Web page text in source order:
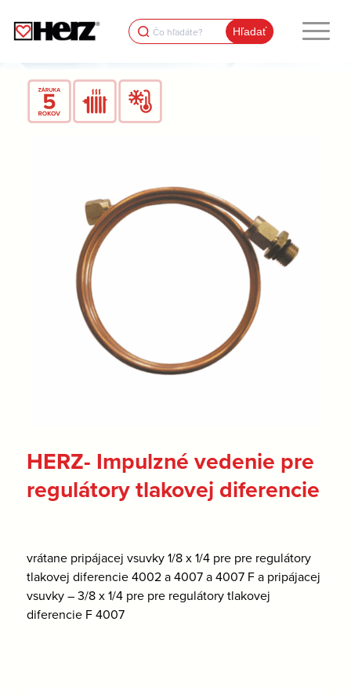
Search
for:
HERZ- Impulzné vedenie pre
regulátory tlakovej diferencie
vrátane pripájacej vsuvky 1/8 x 1/4 pre pre regulátory
tlakovej diferencie 4002 a 4007 a 4007 F a pripájacej
vsuvky – 3/8 x 1/4 pre pre regulátory tlakovej
diferencie F 4007